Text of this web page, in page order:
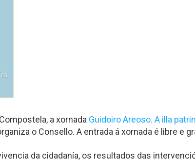
a xornada Guidoiro Areoso. A illa
o Consello. A entrada á xornada é libre e
da cidadanía, os resultados das